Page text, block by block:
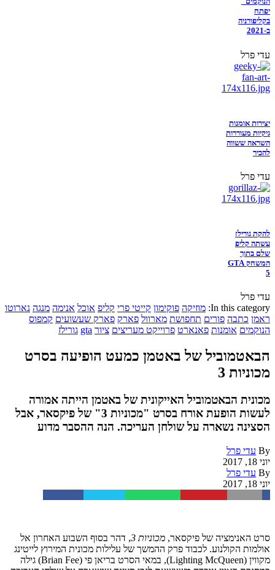
יפתח
בקליפורניה
ב-2021
עדי פרל
יצירות אומנות
גיקיות מעוררות
השראה ששווה
להכיר
עדי פרל
להקת גורילז
עשתה קליפ
שלם בתוך
המשחק GTA
5
עדי פרל
In this category: מוזיקה פוקימון קייטי פרי קליפ אוכל אנימה מנגה נארוטו
ראמן כתבה פורים תחפושת מארוול פארק פארק שעשועים קמפוס
הנוקמים אומנות פאנארט פרוייקט מעריצים ציור gta גורילז
הבאטמוביל של באטמן כמעט הופיעה בסרט
מכוניות 3
מכונית הבאטמוביל האייקונית של באטמן הייתה אמורה
לעשות הופעת אורח בסרט "מכוניות 3" של פיקסאר, אבל
הסצינה נשארה על שולחן העריכה. הנה ההסבר מדוע
By עדי פרל
יוני 18, 2017
By עדי פרל
יוני 18, 2017
סרט האנימציה של פיקסאר, מכוניות 3
, דהר בסוף השבוע האחרון אל
אולמות הקולנוע. לכבוד פרק ההמשך של עלילות מכונית המירוץ לייטינג
מקווין (Lighting McQueen), במאי הסרט בריאן פי (Brian Fee) גילה